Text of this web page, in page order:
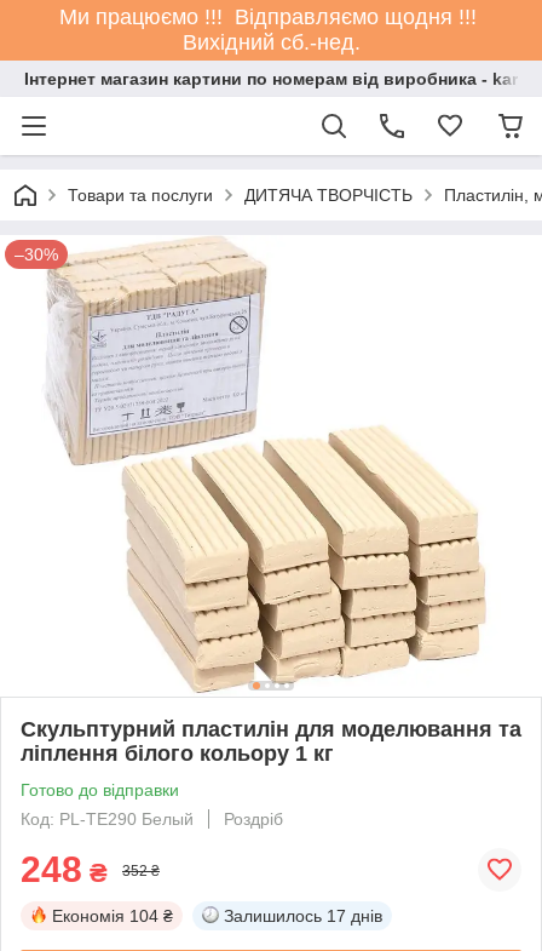
Ми працюємо !!! Відправляємо щодня !!!
Вихідний сб.-нед.
Інтернет магазин картини по номерам від виробника -
Товари та послуги ДИТЯЧА ТВОРЧІСТЬ Пластилін,
–30%
Скульптурний пластилін для моделювання та
ліплення білого кольору 1 кг
Готово до відправки
Код: PL-ТЕ290 Белый
Роздріб
248 ₴ 352 ₴
Економія 104 ₴ Залишилось 17 днів